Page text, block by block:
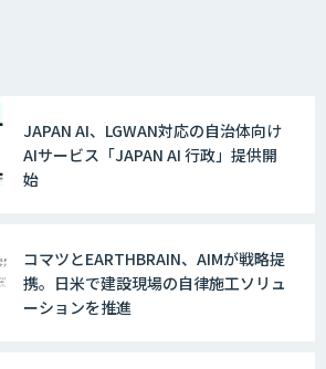
物流チェッカー
AI 受託開発・導入支援
JAPAN AI、LGWAN対応の自治体向け
AIサービス「JAPAN AI 行政」提供開
始
コマツとEARTHBRAIN、AIMが戦略提
携。日米で建設現場の自律施工ソリュ
ーションを推進